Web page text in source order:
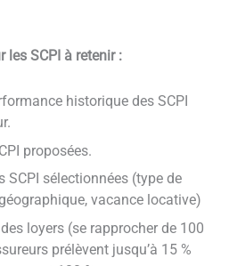
les SCPI à retenir :
historique des SCPI
proposées.
SCPI sélectionnées (type de
vacance locative)
loyers (se rapprocher de 100
prélèvent jusqu’à 15 %